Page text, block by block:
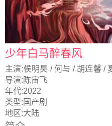
少年白马醉春风
主演:侯明昊 / 何与 / 胡连馨 /
白澍 / 张宸逍 / 陈品延 / 薛八一
导演: 陈宙飞
年代:2022
类型: 国产剧
地区:大陆